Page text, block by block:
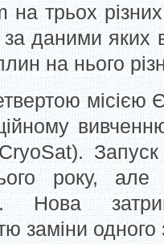
на трьох
даними яких
на нього
місією
Запуск
року,
Нова
заміни